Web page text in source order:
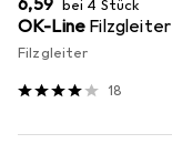
EUR
6,59 bei 4 Stück
OK-Line Filzgleiter
Filzgleiter
18